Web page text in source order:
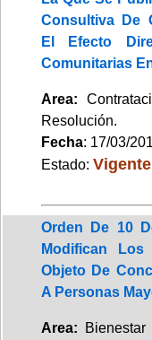
Consultiva De
El Efecto
Comunitarias
Area:
Resolución.
Fecha: 17/03/
Estado: Vigente
Orden De 10
Modifican
Objeto De
A Personas
Area: